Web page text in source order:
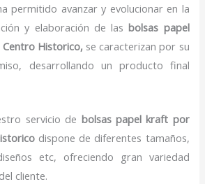
permitido avanzar y evolucionar en la
y elaboración de lasbolsas papel
Historico, se caracterizan por su
desarrollando un producto final
servicio de bolsas papel kraft por
dispone de diferentes tamaños,
etc, ofreciendo gran variedad
cliente.